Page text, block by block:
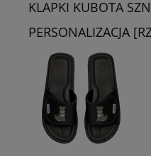
KLAPKI KUBOTA
PERSONALIZACJA